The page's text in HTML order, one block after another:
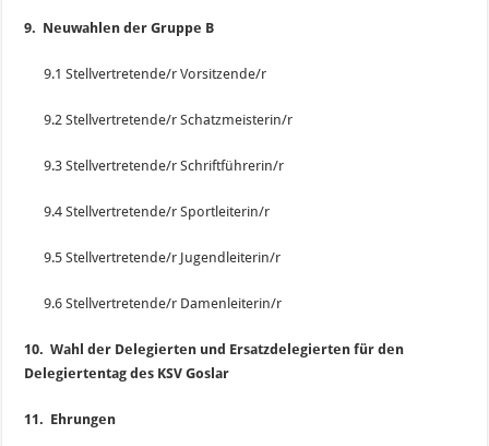
9. Neuwahlen der Gruppe B
9.1 Stellvertretende/r Vorsitzende/r
9.2 Stellvertretende/r Schatzmeisterin/r
9.3 Stellvertretende/r Schriftführerin/r
9.4 Stellvertretende/r Sportleiterin/r
9.5 Stellvertretende/r Jugendleiterin/r
9.6 Stellvertretende/r Damenleiterin/r
10. Wahl der Delegierten und Ersatzdelegierten für den
Delegiertentag des KSV Goslar
11. Ehrungen